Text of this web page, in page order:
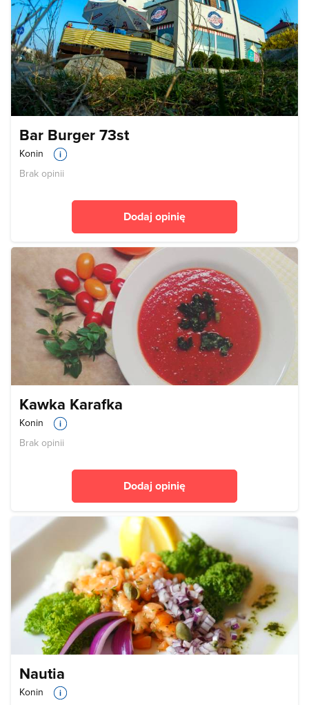
Bar Burger 73st
Konin
Brak opinii
Dodaj opinię
Kawka Karafka
Konin
Brak opinii
Dodaj opinię
Nautia
Konin